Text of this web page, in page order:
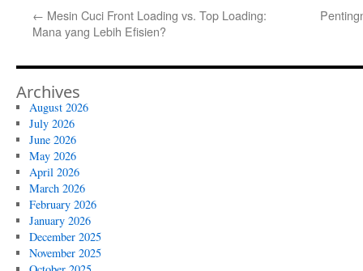
← Mesin Cuci Front Loading vs. Top Loading:
Mana yang Lebih Efisien?
Archives
August 2026
July 2026
June 2026
May 2026
April 2026
March 2026
February 2026
January 2026
December 2025
November 2025